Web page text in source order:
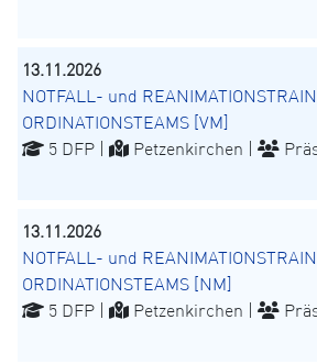
13.11.2026
NOTFALL- und
ORDINATIONSTEAMS [VM]
5 DFP |
Petzenkirchen |
13.11.2026
NOTFALL- und
ORDINATIONSTEAMS [NM]
5 DFP |
Petzenkirchen |